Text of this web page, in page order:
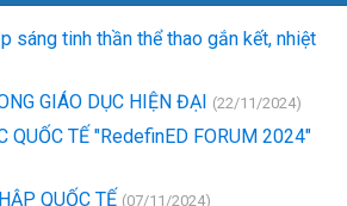
sáng tinh thần thể thao gắn kết, nhiệt
GIÁO DỤC HIỆN ĐẠI (22/11/2024)
QUỐC TẾ "RedefinED FORUM 2024"
QUỐC TẾ (07/11/2024)